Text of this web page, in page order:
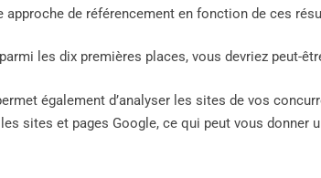
approche de référencement en fonction de ces
les dix premières places, vous devriez peut-
également d’analyser les sites de vos
sites et pages Google, ce qui peut vous donner